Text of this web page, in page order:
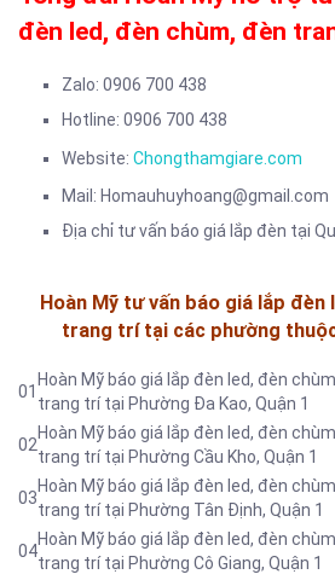
đèn led, đèn chùm, đèn
Zalo: 0906 700 438
Hotline: 0906 700 438
Website: Chongthamgiare.com
Mail: Homauhuyhoang@gmail.com
Địa chỉ tư vấn báo giá lắp đèn tại
Hoàn Mỹ tư vấn báo giá lắp đèn
trang trí tại các phường
01
Hoàn Mỹ báo giá lắp đèn led, đèn
trang trí tại Phường Đa Kao, Quận 1
02
Hoàn Mỹ báo giá lắp đèn led, đèn
trang trí tại Phường Cầu Kho, Quận 1
03
Hoàn Mỹ báo giá lắp đèn led, đèn
trang trí tại Phường Tân Định, Quận 1
04
Hoàn Mỹ báo giá lắp đèn led, đèn
trang trí tại Phường Cô Giang, Quận 1